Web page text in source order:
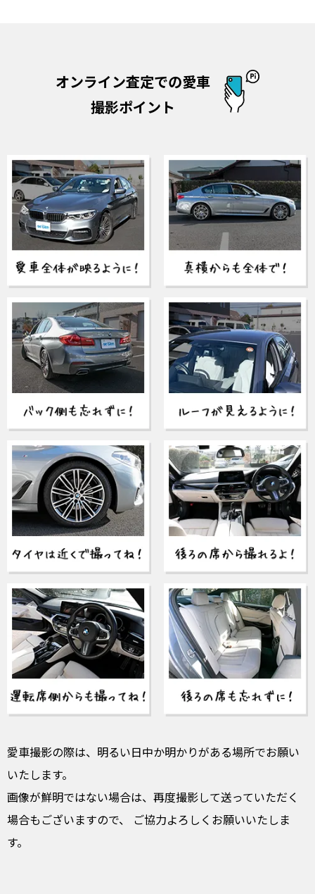
オンライン査定での愛車
撮影ポイント
愛車撮影の際は、明るい日中か明かりがある場所でお願い
いたします。
画像が鮮明ではない場合は、再度撮影して送っていただく
場合もございますので、
ご協力よろしくお願いいたしま
す。